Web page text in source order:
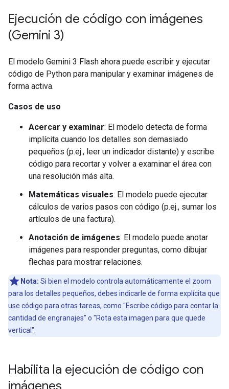
Ejecución de código con imágenes
(Gemini 3)
El modelo Gemini 3 Flash ahora puede escribir y ejecutar
código de Python para manipular y examinar imágenes de
forma activa.
Casos de uso
Acercar y examinar: El modelo detecta de forma
implícita cuando los detalles son demasiado
pequeños (p.ej., leer un indicador distante) y escribe
código para recortar y volver a examinar el área con
una resolución más alta.
Matemáticas visuales: El modelo puede ejecutar
cálculos de varios pasos con código (p.ej., sumar los
artículos de una factura).
Anotación de imágenes: El modelo puede anotar
imágenes para responder preguntas, como dibujar
flechas para mostrar relaciones.
Nota: Si bien el modelo controla automáticamente el zoom
para los detalles pequeños, debes indicarle de forma explícita que
use código para otras tareas, como "Escribe código para contar la
cantidad de engranajes" o "Rota esta imagen para que quede
vertical".
Habilita la ejecución de código con
imágenes